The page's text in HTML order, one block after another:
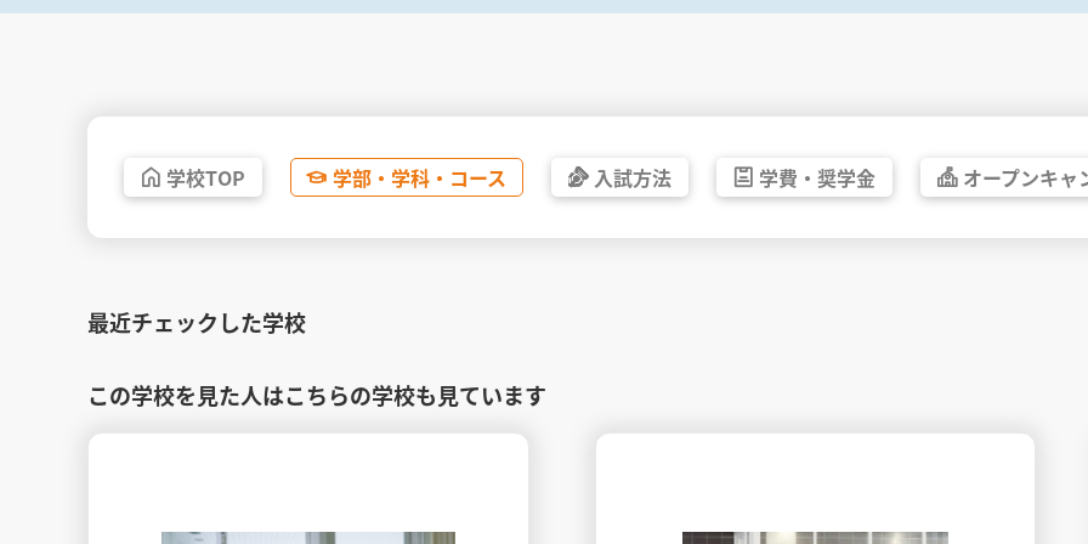
学校TOP 学部・ 学科・ コース 入試方法 学費・ 奨学金 オープンキャ
最近チェックした学校
この学校を見た人はこちらの学校も見ています